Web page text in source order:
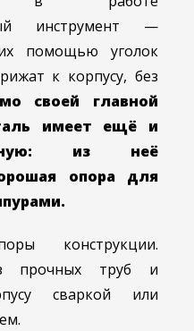
инструмент —
помощью уголок
к корпусу, без
своей главной
имеет ещё и
из неё
опора для
конструкции.
прочных труб и
сваркой или